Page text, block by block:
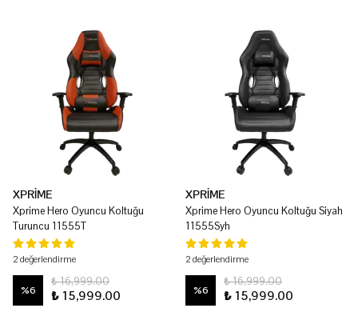
XPRİME
Xprime Hero Oyuncu Koltuğu
Turuncu 11555T
2 değerlendirme
%6
₺ 16,999.00
₺ 15,999.00
XPRİME
Xprime Hero Oyuncu Koltuğu Siyah
11555Syh
2 değerlendirme
%6
₺ 16,999.00
₺ 15,999.00